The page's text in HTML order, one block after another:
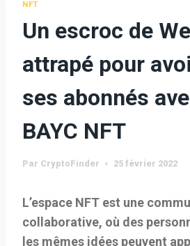
NFT
Un escroc de
attrapé pour
ses abonnés
BAYC NFT
Par CryptoFinder 25 février 2022
L’espace NFT est une
collaborative, où des
les mêmes idées peuvent